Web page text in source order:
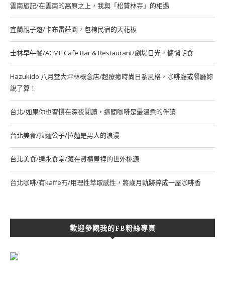
雲南旅記/在雲南的高原之上，我與「松贊林寺」的相遇
宜蘭親子遊/卡布雷莊園，包棟民宿的天花板
士林早午餐/ACME Cafe Bar & Restaurant/劇場日光，慵懶朝食
Hazukido 八月堂大坪林概念店/超療癒時尚日系風格，咖啡廳或餐廳妳
說了算！
台北/如果你也習慣在深夜閱讀，這間咖啡是最溫柔的伴讀
台北美食/拉麵公子/拉麵是男人的浪漫
台北美食/達永食堂/藏在貨櫃屋裡的世外桃源
台北咖啡/有kaffe冇/用理性萃取感性，將歲月軌跡粹成一屋咖啡香
歡迎參觀我的FB粉絲專頁